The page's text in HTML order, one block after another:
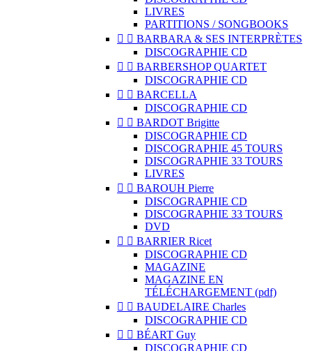
LIVRES
PARTITIONS / SONGBOOKS
  BARBARA & SES INTERPRÈTES
DISCOGRAPHIE CD
  BARBERSHOP QUARTET
DISCOGRAPHIE CD
  BARCELLA
DISCOGRAPHIE CD
  BARDOT Brigitte
DISCOGRAPHIE CD
DISCOGRAPHIE 45 TOURS
DISCOGRAPHIE 33 TOURS
LIVRES
  BAROUH Pierre
DISCOGRAPHIE CD
DISCOGRAPHIE 33 TOURS
DVD
  BARRIER Ricet
DISCOGRAPHIE CD
MAGAZINE
MAGAZINE EN
TÉLÉCHARGEMENT (pdf)
  BAUDELAIRE Charles
DISCOGRAPHIE CD
  BÉART Guy
DISCOGRAPHIE CD